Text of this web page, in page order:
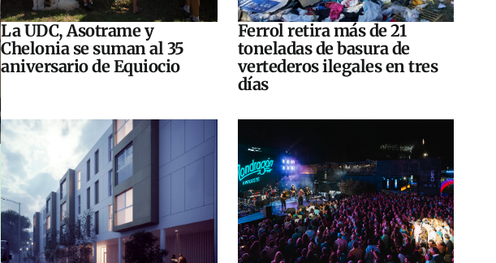
La UDC, Asotrame y
Chelonia se suman al 35
aniversario de Equiocio
Ferrol retira más de 21
toneladas de basura de
vertederos ilegales en tres
días